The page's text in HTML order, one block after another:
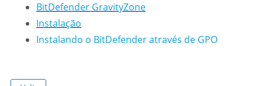
BitDefender GravityZone
Instalação
Instalando o BitDefender através de GPO